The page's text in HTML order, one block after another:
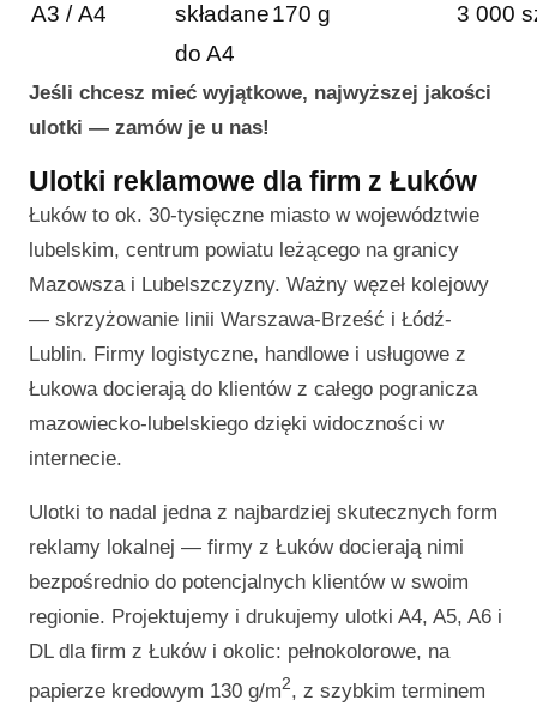
A3 / A4
składane
do A4
170 g 3 000
Jeśli chcesz mieć wyjątkowe, najwyższej jakości
ulotki — zamów je u nas!
Ulotki reklamowe dla firm z Łuków
Łuków to ok. 30-tysięczne miasto w województwie
lubelskim, centrum powiatu leżącego na granicy
Mazowsza i Lubelszczyzny. Ważny węzeł kolejowy
— skrzyżowanie linii Warszawa-Brześć i Łódź-
Lublin. Firmy logistyczne, handlowe i usługowe z
Łukowa docierają do klientów z całego pogranicza
mazowiecko-lubelskiego dzięki widoczności w
internecie.
Ulotki to nadal jedna z najbardziej skutecznych form
reklamy lokalnej — firmy z Łuków docierają nimi
bezpośrednio do potencjalnych klientów w swoim
regionie. Projektujemy i drukujemy ulotki A4, A5, A6 i
DL dla firm z Łuków i okolic: pełnokolorowe, na
papierze kredowym 130 g/m2, z szybkim terminem